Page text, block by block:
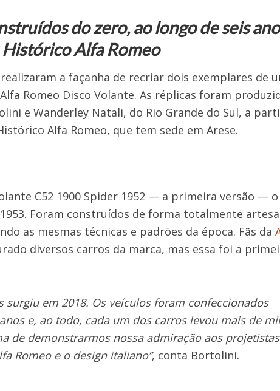
do zero, ao longo de seis
Alfa Romeo
a façanha de recriar dois exemplares de
Romeo Disco Volante. As réplicas foram
e Wanderley Natali, do Rio Grande do Sul, a
Alfa Romeo, que tem sede em Arese.
C52 1900 Spider 1952 — a primeira versão —
Foram construídos de forma totalmente
as mesmas técnicas e padrões da época. Fãs da
diversos carros da marca, mas essa foi a
surgiu em 2018. Os veículos foram confeccionados
e, ao todo, cada um dos carros levou mais de
de demonstrarmos nossa admiração aos
Romeo e o design italiano”, conta Bortolini.